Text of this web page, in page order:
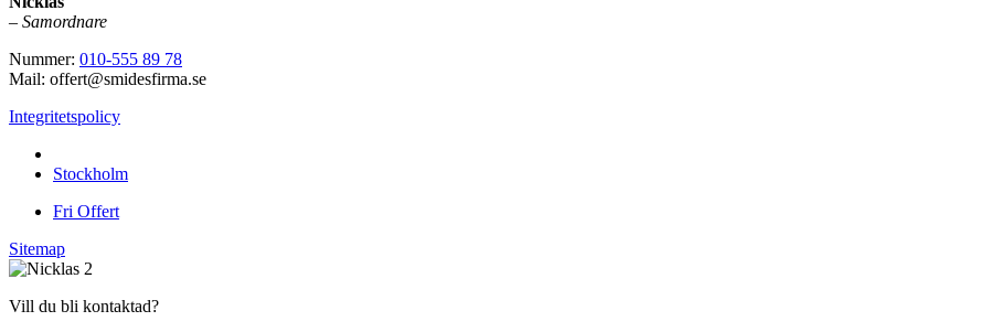
– Samordnare
Nummer: 010-555 89 78
Mail: offert@smidesfirma.se
Integritetspolicy
Stockholm
Fri Offert
Sitemap
Vill du bli kontaktad?